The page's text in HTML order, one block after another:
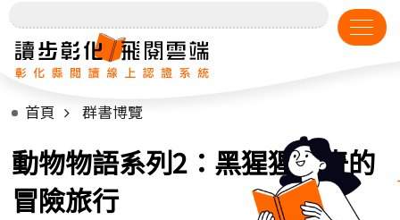
首頁 群書博覽
動物物語系列2：黑猩猩奇奇的
冒險旅行